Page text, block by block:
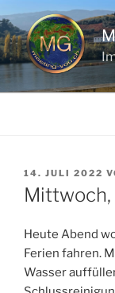
Inhalt
springen
AM
14. JULI 2022
Mittwoch,
Heute Abend
Ferien fahren.
Wasser